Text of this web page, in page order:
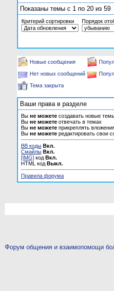
Показаны темы с 1 по 20 из 59
Критерий сортировки Порядок
Новые сообщения
Нет новых сообщений
Тема закрыта
Ваши права в разделе
Вы не можете создавать новые
Вы не можете отвечать в темах
Вы не можете прикреплять
Вы не можете редактировать свои
BB коды Вкл.
Смайлы Вкл.
[IMG] код Вкл.
HTML код Выкл.
Правила форума
Форум общения и взаимопомощи